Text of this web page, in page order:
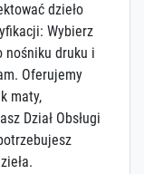
dzieło
Wybierz
nośniku druku i
Oferujemy
maty,
Dział Obsługi